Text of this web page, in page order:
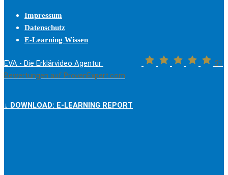
Impressum
Datenschutz
E-Learning Wissen
EVA - Die Erklärvideo Agentur
31
Bewertungen auf ProvenExpert.com
↓ DOWNLOAD: E-LEARNING REPORT